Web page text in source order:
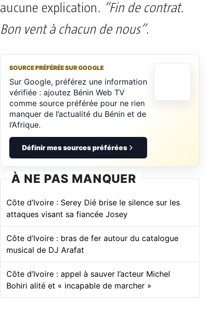
aucune explication. “Fin de contrat.
Bon vent à chacun de nous”.
SOURCE PRÉFÉRÉE SUR GOOGLE
Sur Google, préférez une information
vérifiée : ajoutez Bénin Web TV
comme source préférée pour ne rien
manquer de l’actualité du Bénin et de
l’Afrique.
Définir mes sources préférées
À NE PAS MANQUER
Côte d’Ivoire : Serey Dié brise le silence sur les
attaques visant sa fiancée Josey
Côte d’Ivoire : bras de fer autour du catalogue
musical de DJ Arafat
Côte d’Ivoire : appel à sauver l’acteur Michel
Bohiri alité et « incapable de marcher »